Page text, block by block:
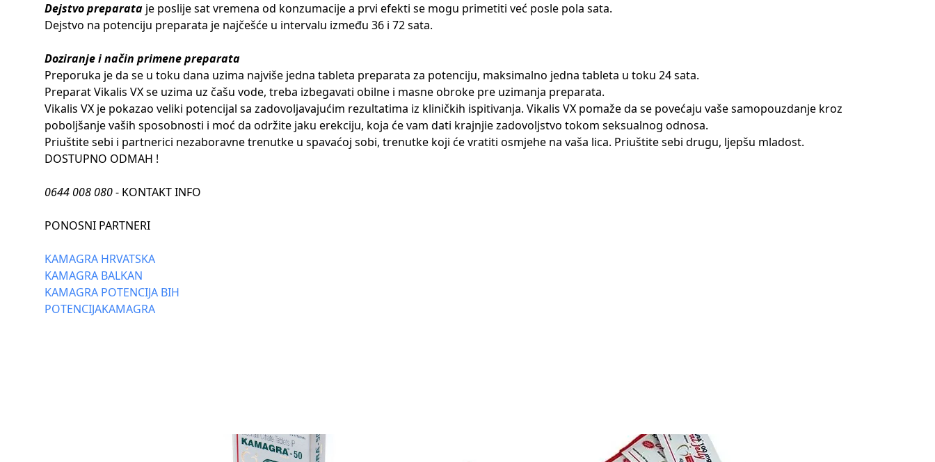
Dejstvo preparata je poslije sat vremena od konzumacije a prvi efekti se mogu primetiti već posle pola sata.
Dejstvo na potenciju preparata je najčešće u intervalu između 36 i 72 sata.
Doziranje i način primene preparata
Preporuka je da se u toku dana uzima najviše jedna tableta preparata za potenciju, maksimalno jedna tableta u toku 24 sata.
Preparat Vikalis VX se uzima uz čašu vode, treba izbegavati obilne i masne obroke pre uzimanja preparata.
Vikalis VX je pokazao veliki potencijal sa zadovoljavajućim rezultatima iz kliničkih ispitivanja. Vikalis VX pomaže da se povećaju vaše samopouzdanje kroz
poboljšanje vaših sposobnosti i moć da održite jaku erekciju, koja će vam dati krajnjie zadovoljstvo tokom seksualnog odnosa.
Priuštite sebi i partnerici nezaboravne trenutke u spavaćoj sobi, trenutke koji će vratiti osmjehe na vaša lica. Priuštite sebi drugu, ljepšu mladost.
DOSTUPNO ODMAH !
0644 008 080- KONTAKT INFO
PONOSNI PARTNERI
KAMAGRA HRVATSKA
KAMAGRA BALKAN
KAMAGRA POTENCIJA BIH
POTENCIJAKAMAGRA